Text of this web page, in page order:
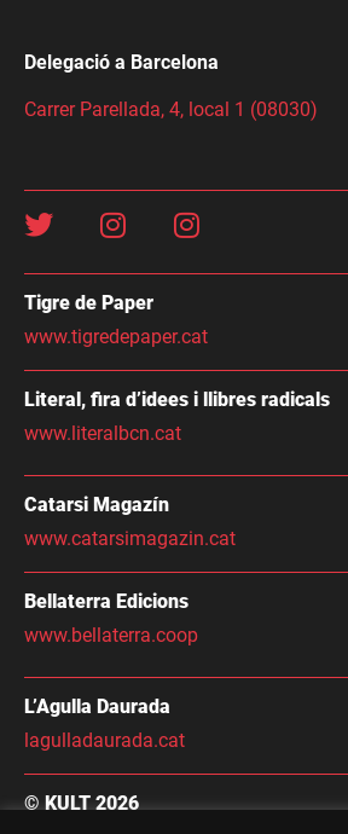
Delegació a Barcelona
Carrer Parellada, 4, local 1 (08030)
Tigre de Paper
www.tigredepaper.cat
Literal, fira d’idees i llibres radicals
www.literalbcn.cat
Catarsi Magazín
www.catarsimagazin.cat
Bellaterra Edicions
www.bellaterra.coop
L’Agulla Daurada
lagulladaurada.cat
© KULT 2026